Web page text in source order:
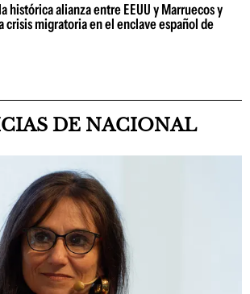
histórica alianza entre EEUU y Marruecos y
crisis migratoria en el enclave español de
DE NACIONAL